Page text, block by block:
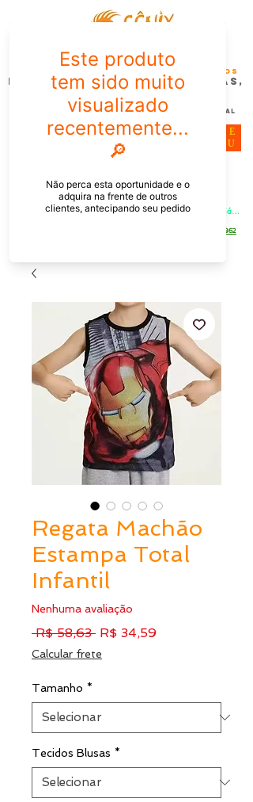
FÊNIX DESIGN STUDIO | Design
Gráfico| Desenvolvimento de Produtos
Personalizados para Pessoas,
Empresas e EventoS
Lembrancinhas, Brindes promocionais,
Decoração, Presentes e Comunicação Visual
PEDIDOS PELO CHAT OU WHATSAPP: Informe os produtos,
quantidade e o CEP ou endereço de entrega e receba um link já
ME
NU
[21] 9 6546 4862
Regata Machão
Estampa Total
Infantil
Nenhuma avaliação
R$ 58,63 Preço
R$ 34,59Preço
Calcular frete
Tamanho *
Tecidos Blusas *